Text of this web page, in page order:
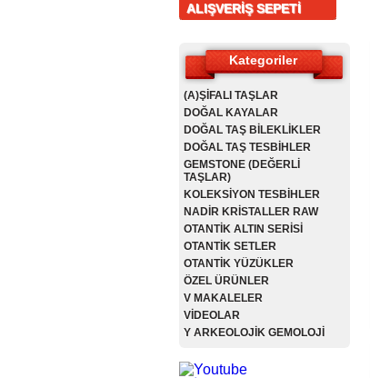
ALIŞVERİŞ SEPETİ
Kategoriler
(A)ŞİFALI TAŞLAR
DOĞAL KAYALAR
DOĞAL TAŞ BİLEKLİKLER
DOĞAL TAŞ TESBİHLER
GEMSTONE (DEĞERLİ
TAŞLAR)
KOLEKSİYON TESBİHLER
NADİR KRİSTALLER RAW
OTANTİK ALTIN SERİSİ
OTANTİK SETLER
OTANTİK YÜZÜKLER
ÖZEL ÜRÜNLER
V MAKALELER
VİDEOLAR
Y ARKEOLOJİK GEMOLOJİ